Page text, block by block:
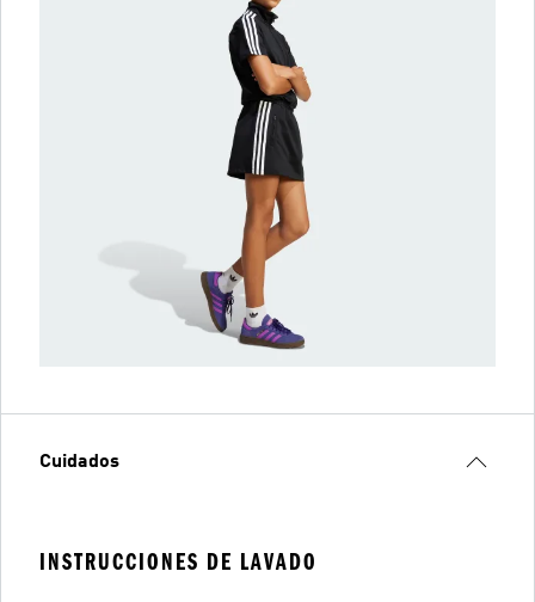
Cuidados
INSTRUCCIONES DE LAVADO